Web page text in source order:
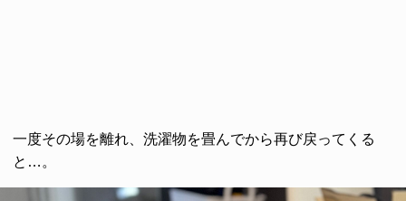
一度その場を離れ、洗濯物を畳んでから再び戻ってくる
と…。